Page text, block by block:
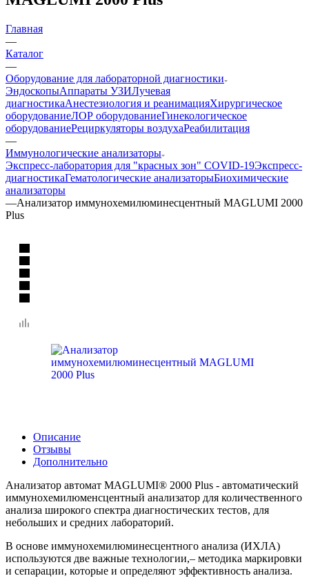
Главная
—
Каталог
—
Оборудование для лабораторной диагностики
ЭндоскопыАппараты УЗИЛучевая
диагностикаАнестезиология и реанимацияХирургическое
оборудованиеЛОР оборудованиеГинекологическое
оборудованиеРециркуляторы воздухаРеабилитация
—
Иммунологические анализаторы
Экспресс-лаборатория для "красных зон" COVID-19Экспресс-
диагностикаГематологические анализаторыБиохимические
анализаторы
—Анализатор иммунохемилюминесцентный MAGLUMI 2000
Plus
Описание
Отзывы
Дополнительно
Анализатор автомат MAGLUMI® 2000 Plus - автоматический
иммунохемилюменсцентный анализатор для количественного
анализа широкого спектра диагностических тестов, для
небольших и средних лабораторий.
В основе иммунохемилюминесцентного анализа (ИХЛА)
используются две важные технологии,– методика маркировки
и сепарации, которые и определяют эффективность анализа.